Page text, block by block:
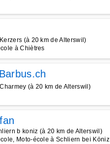
(à 20 km de Alterswil)
à Chiètres
(à 20 km de Alterswil)
b koniz (à 20 km de Alterswil)
Moto-école à Schliern bei Köniz